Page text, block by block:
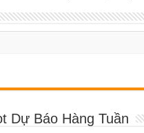
Dự Báo Hàng Tuần